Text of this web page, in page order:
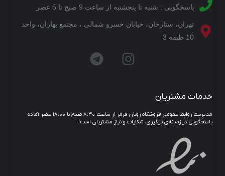
پاسخگویی : شنبه تا پنجشنبه از ساعت 9 صبح تا 5 عصر
تهران، ستارخان، خیابان خسرو شمالی ، مجتمع بهاران، واحد
10 طبقه 3
خدمات مشتریان
مدیریت روابط عمومی فروشگاه روبان قرمز از ساعت ۸:۳۰ صبح تا ۱۸:۰۰ عصر آماده
پاسخگویی در زمینه‌ی پیگیری، شکایات و نیاز مشتریان است!